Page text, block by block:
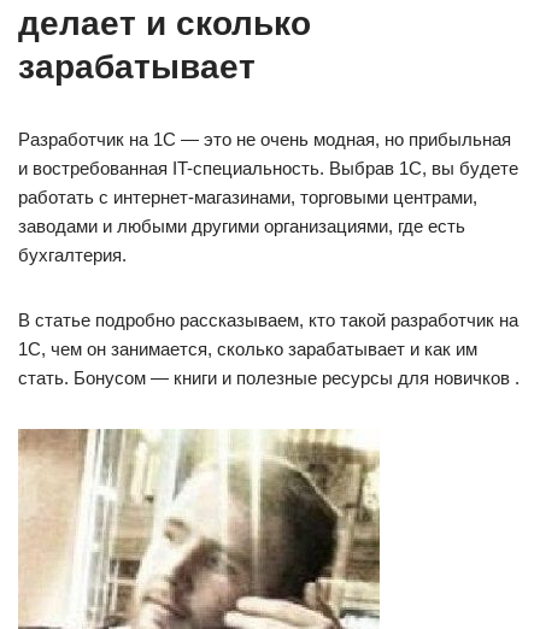
делает и сколько
зарабатывает
Разработчик на 1С — это не очень модная, но прибыльная
и востребованная IT-специальность. Выбрав 1С, вы будете
работать с интернет-магазинами, торговыми центрами,
заводами и любыми другими организациями, где есть
бухгалтерия.
В статье подробно рассказываем, кто такой разработчик на
1С, чем он занимается, сколько зарабатывает и как им
стать. Бонусом — книги и полезные ресурсы для новичков .